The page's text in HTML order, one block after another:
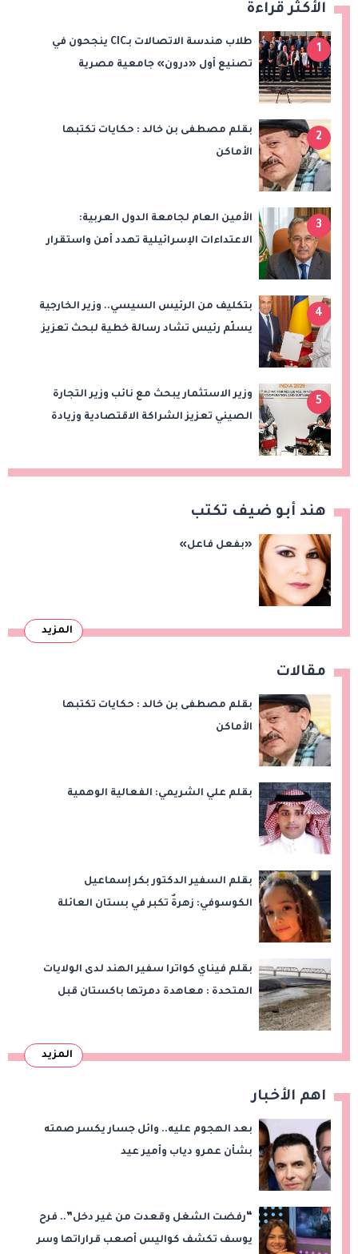
الأكثر قراءة
1
طلاب هندسة الاتصالات بـCIC ينجحون في
تصنيع أول «درون» جامعية مصرية
2
بقلم مصطفى بن خالد : حكايات تكتبها
الأماكن
3
الأمين العام لجامعة الدول العربية:
الاعتداءات الإسرائيلية تهدد أمن واستقرار
4
بتكليف من الرئيس السيسي.. وزير الخارجية
يسلّم رئيس تشاد رسالة خطية لبحث تعزيز
5
وزير الاستثمار يبحث مع نائب وزير التجارة
الصيني تعزيز الشراكة الاقتصادية وزيادة
هند أبو ضيف تكتب
«بفعل فاعل»
المزيد
مقالات
بقلم مصطفى بن خالد : حكايات تكتبها
الأماكن
بقلم علي الشريمي: الفعالية الوهمية
بقلم السفير الدكتور بكر إسماعيل
الكوسوفي: زهرةٌ تكبر في بستان العائلة
بقلم فيناي كواترا سفير الهند لدى الولايات
المتحدة : معاهدة دمرتها باكستان قبل
المزيد
اهم الأخبار
بعد الهجوم عليه.. وائل جسار يكسر صمته
بشأن عمرو دياب وأمير عيد
“رفضت الشغل وقعدت من غير دخل”.. فرح
يوسف تكشف كواليس أصعب قراراتها وسر